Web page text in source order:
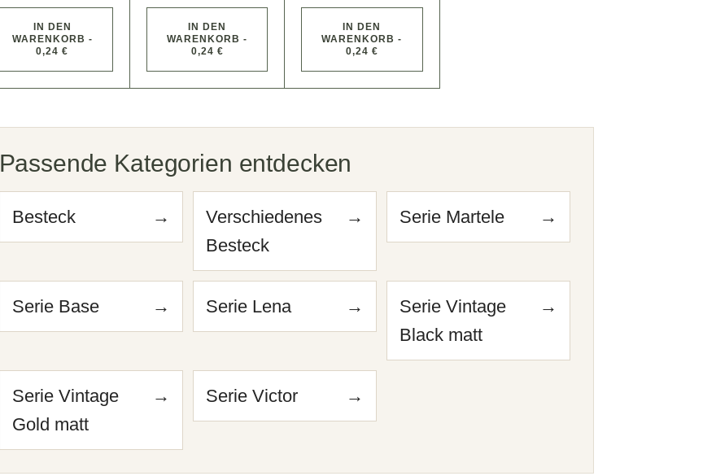
IN DEN
WARENKORB -
0,24 €
IN DEN
WARENKORB -
0,24 €
IN DEN
WARENKORB -
0,24 €
Passende Kategorien entdecken
Besteck →
Verschiedenes
Besteck
→ Serie Martele →
Serie Base → Serie Lena →
Serie Vintage
Black matt
→
Serie Vintage
Gold matt
→ Serie Victor →